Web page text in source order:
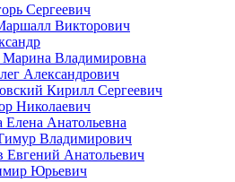
Сергеевич
Викторович
Марина Владимировна
Александрович
Кирилл Сергеевич
Николаевич
Анатольевна
Владимирович
Анатольевич
Юрьевич